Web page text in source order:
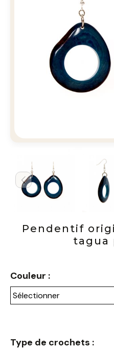
Pendentif
tagua
Couleur :
Type de crochets :